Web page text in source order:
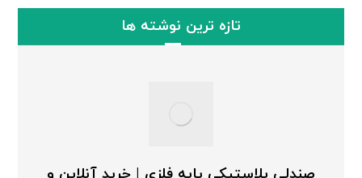
تازه ترین نوشته ها